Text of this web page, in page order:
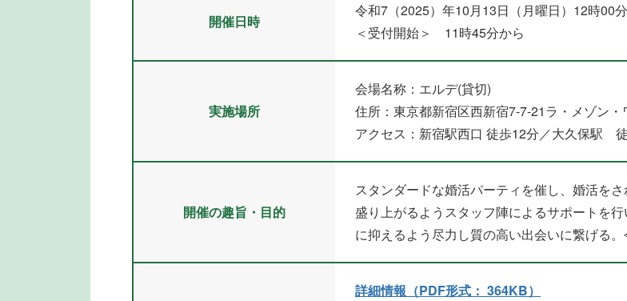
開催日時
令和7（2025）年10月13日（月曜日）12時00
＜受付開始＞ 11時45分から
実施場所
会場名称：エルデ(貸切)
住所：東京都新宿区西新宿7-7-21ラ・メゾン
アクセス：新宿駅西口 徒歩12分／大久保駅
開催の趣旨・目的
スタンダードな婚活パーティを催し、婚活を
盛り上がるようスタッフ陣によるサポートを
に抑えるよう尽力し質の高い出会いに繋げる
詳細情報（PDF形式： 364KB）